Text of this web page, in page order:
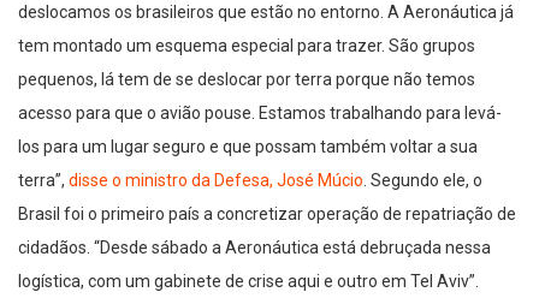
deslocamos os brasileiros que estão no entorno. A Aeronáutica já
tem montado um esquema especial para trazer. São grupos
pequenos, lá tem de se deslocar por terra porque não temos
acesso para que o avião pouse. Estamos trabalhando para levá-
los para um lugar seguro e que possam também voltar a sua
terra”, disse o ministro da Defesa, José Múcio . Segundo ele, o
Brasil foi o primeiro país a concretizar operação de repatriação de
cidadãos. “Desde sábado a Aeronáutica está debruçada nessa
logística, com um gabinete de crise aqui e outro em Tel Aviv”.